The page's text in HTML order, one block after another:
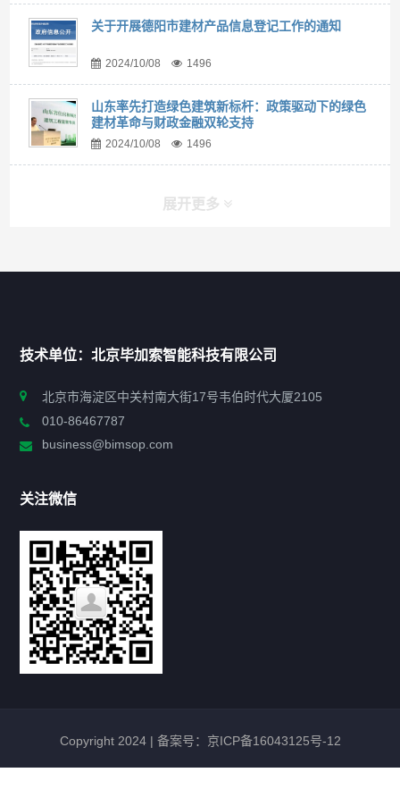
关于开展德阳市建材产品信息登记工作的通知
2024/10/08 1496
山东率先打造绿色建筑新标杆：政策驱动下的绿色
建材革命与财政金融双轮支持
2024/10/08 1496
展开更多
政策法规
新闻资讯
工作动态
会议活动
技术单位：北京毕加索智能科技有限公司
北京市海淀区中关村南大街17号韦伯时代大厦2105
010-86467787
business@bimsop.com
关注微信
Copyright 2024 | 备案号：京ICP备16043125号-12